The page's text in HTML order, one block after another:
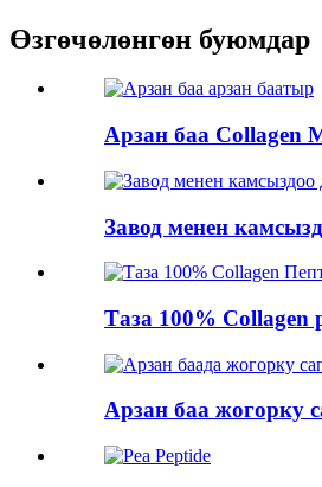
Өзгөчөлөнгөн буюмдар
Арзан баа Collagen
Завод менен
Таза 100% Collagen
Арзан баа жогорку